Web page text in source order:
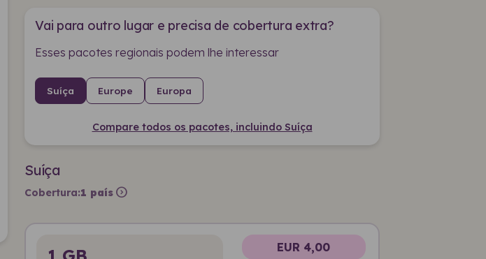
Vai para outro lugar e precisa de cobertura extra?
Esses pacotes regionais podem lhe interessar
Suíça Europe Europa
Compare todos os pacotes, incluindo Suíça
Suíça
Cobertura:1 país expand_circle_right
EUR 4,00